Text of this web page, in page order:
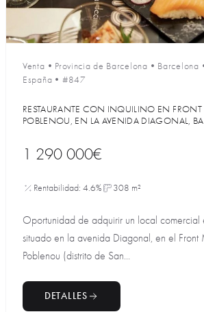
Venta • Provincia de Barcelona • Barcelona
España • #847
RESTAURANTE CON INQUILINO EN
POBLENOU, EN LA AVENIDA DIAGONAL,
1 290 000€
Rentabilidad: 4.6% 308 m²
Oportunidad de adquirir un local comercial
situado en la avenida Diagonal, en el Front
Poblenou (distrito de San...
DETALLES